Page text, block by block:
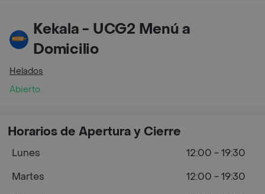
Kekala - UCG2 Menú a
Domicilio
Helados
Abierto
Horarios de Apertura y Cierre
Lunes
12:00 - 19:30
Martes
12:00 - 19:30